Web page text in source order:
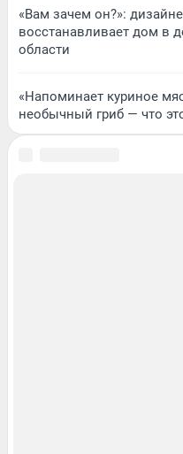
«Вам зачем он?»:
восстанавливает дом в
области
«Напоминает куриное
необычный гриб — что